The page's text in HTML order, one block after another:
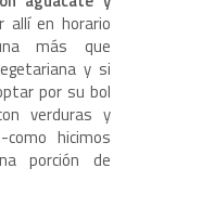
en horario
más que
y si
por su bol
verduras y
hicimos
porción de